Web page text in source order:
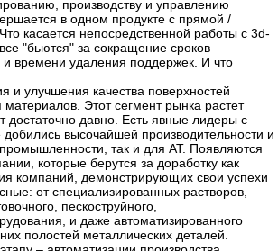
производству и управлению
в одном продукте с прямой /
касается непосредственной работы с 3d-
"бьются" за сокращение сроков
и времени удаления поддержек. И что
и улучшения качества поверхностей
Этот сегмент рынка растет
достаточно давно. Есть явные лидеры с
добились высочайшей производительности и
так и для АТ. Появляются
которые берутся за доработку как
компаний, демонстрирующих свои успехи
от специализированных растворов,
пескоструйного,
и даже автоматизированного
полостей металлических деталей.